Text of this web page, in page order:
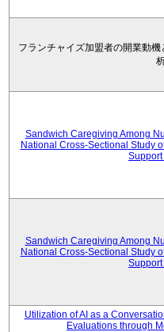
フランチャイズ加盟者の開業動
Sandwich Caregiving Among
National Cross-Sectional Study
Sandwich Caregiving Among
National Cross-Sectional Study
Utilization of AI as a
Evaluations through